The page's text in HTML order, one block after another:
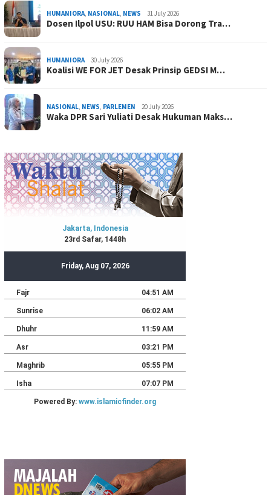
HUMANIORA, NASIONAL, NEWS 31 July 2026
Dosen Ilpol USU: RUU HAM Bisa Dorong Tra…
HUMANIORA 30 July 2026
Koalisi WE FOR JET Desak Prinsip GEDSI M…
NASIONAL, NEWS, PARLEMEN 20 July 2026
Waka DPR Sari Yuliati Desak Hukuman Maks…